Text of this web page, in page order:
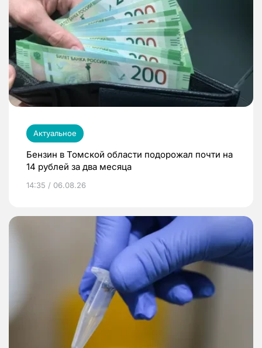
Актуальное
Бензин в Томской области подорожал почти на
14 рублей за два месяца
14:35 / 06.08.26